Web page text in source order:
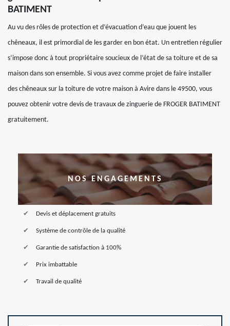
BATIMENT
Au vu des rôles de protection et d’évacuation d’eau que jouent les
chêneaux, il est primordial de les garder en bon état. Un entretien régulier
s’impose donc à tout propriétaire soucieux de l’état de sa toiture et de sa
maison dans son ensemble. Si vous avez comme projet de faire installer
des chêneaux sur la toiture de votre maison à Avire dans le 49500, vous
pouvez obtenir votre devis de travaux de zinguerie de FROGER BATIMENT
gratuitement.
NOS ENGAGEMENTS
Devis et déplacement gratuits
Système de contrôle de la qualité
Garantie de satisfaction à 100%
Prix imbattable
Travail de qualité